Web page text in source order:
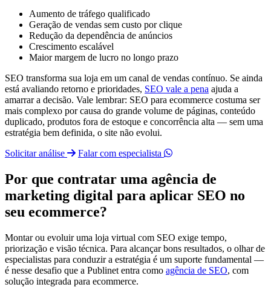
Aumento de tráfego qualificado
Geração de vendas sem custo por clique
Redução da dependência de anúncios
Crescimento escalável
Maior margem de lucro no longo prazo
SEO transforma sua loja em um canal de vendas contínuo. Se ainda
está avaliando retorno e prioridades, SEO vale a pena ajuda a
amarrar a decisão. Vale lembrar: SEO para ecommerce costuma ser
mais complexo por causa do grande volume de páginas, conteúdo
duplicado, produtos fora de estoque e concorrência alta — sem uma
estratégia bem definida, o site não evolui.
Solicitar análise
Falar com especialista
Por que contratar uma agência de
marketing digital para aplicar SEO no
seu ecommerce?
Montar ou evoluir uma loja virtual com SEO exige tempo,
priorização e visão técnica. Para alcançar bons resultados, o olhar de
especialistas para conduzir a estratégia é um suporte fundamental —
é nesse desafio que a Publinet entra como agência de SEO, com
solução integrada para ecommerce.